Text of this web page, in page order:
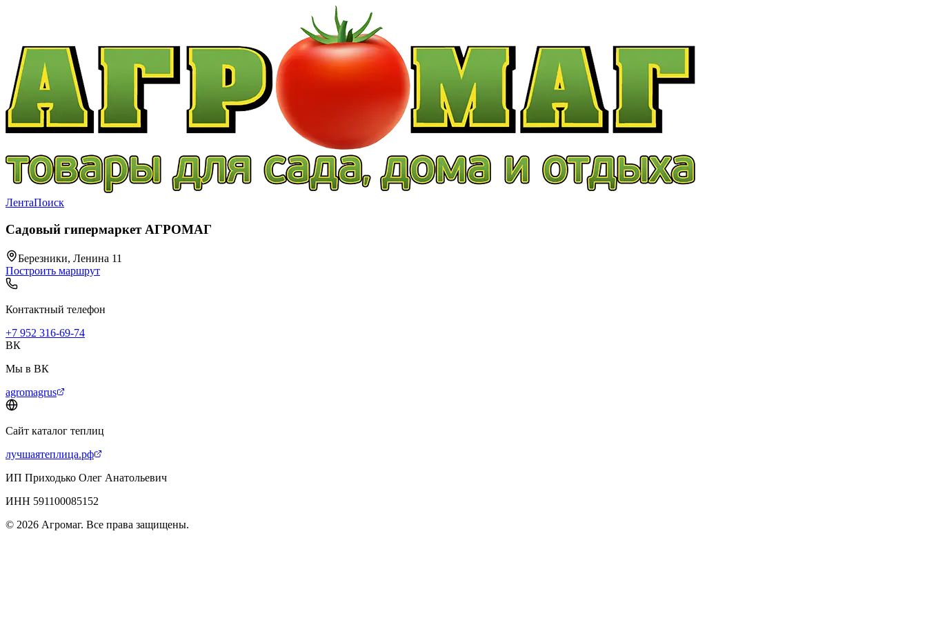
ЛентаПоиск
Садовый гипермаркет АГРОМАГ
Березники, Ленина 11
Построить маршрут
Контактный телефон
+7 952 316-69-74
ВК
Мы в ВК
agromagrus
Сайт каталог теплиц
лучшаятеплица.рф
ИП Приходько Олег Анатольевич
ИНН 591100085152
© 2026 Агромаг. Все права защищены.